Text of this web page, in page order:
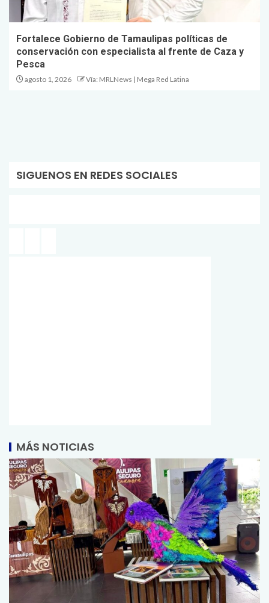
Fortalece Gobierno de Tamaulipas políticas de
conservación con especialista al frente de Caza y
Pesca
agosto 1, 2026 Vía: MRLNews | Mega Red Latina
SIGUENOS EN REDES SOCIALES
MÁS NOTICIAS